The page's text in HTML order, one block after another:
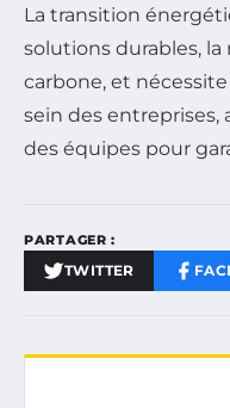
La transition
solutions durables,
carbone, et
sein des
des équipes pour
PARTAGER :
TWITTER